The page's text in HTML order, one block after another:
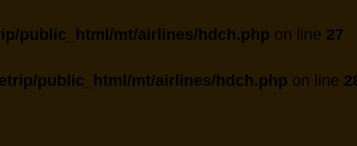
public_html/mt/airlines/hdch.php on line 27
public_html/mt/airlines/hdch.php on line